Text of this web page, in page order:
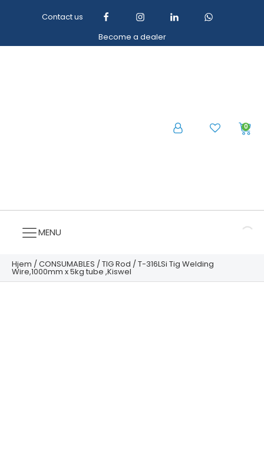
Contact us
Become a dealer
0
MENU
Hjem /CONSUMABLES /TIG Rod / T-316LSi Tig Welding
Wire,1000mm x 5kg tube ,Kiswel